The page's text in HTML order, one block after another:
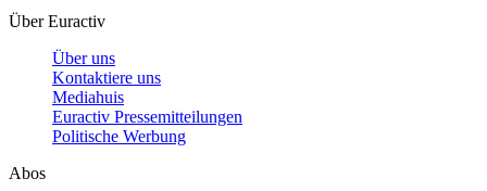
Über Euractiv
Über uns
Kontaktiere uns
Mediahuis
Euractiv Pressemitteilungen
Politische Werbung
Abos